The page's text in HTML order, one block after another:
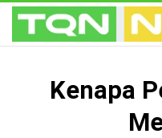
Kenapa